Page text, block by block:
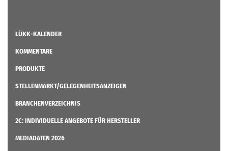
LÜKK-KALENDER
KOMMENTARE
PRODUKTE
STELLENMARKT/GELEGENHEITSANZEIGEN
BRANCHENVERZEICHNIS
2C: INDIVIDUELLE ANGEBOTE FÜR HERSTELLER
MEDIADATEN 2026